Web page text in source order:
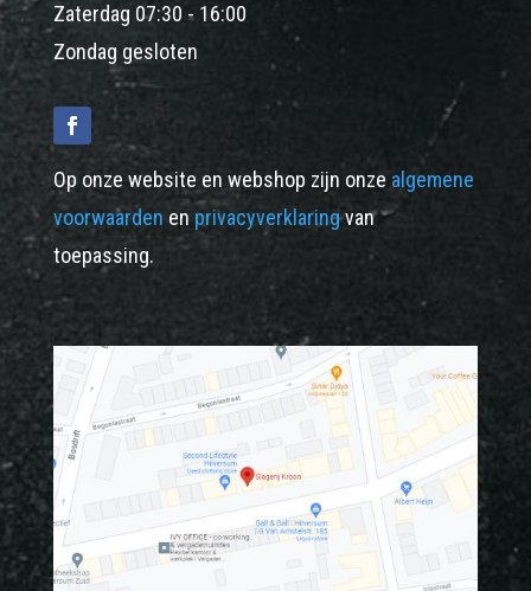
Zaterdag 07:30 - 16:00
Zondag gesloten
Op onze website en webshop zijn onze algemene
voorwaarden en privacyverklaringvan
toepassing.